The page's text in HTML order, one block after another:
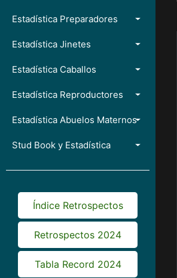
Estadística Preparadores
Estadística Jinetes
Estadística Caballos
Estadística Reproductores
Estadística Abuelos Maternos
Stud Book y Estadística
Índice Retrospectos
Retrospectos 2024
Tabla Record 2024